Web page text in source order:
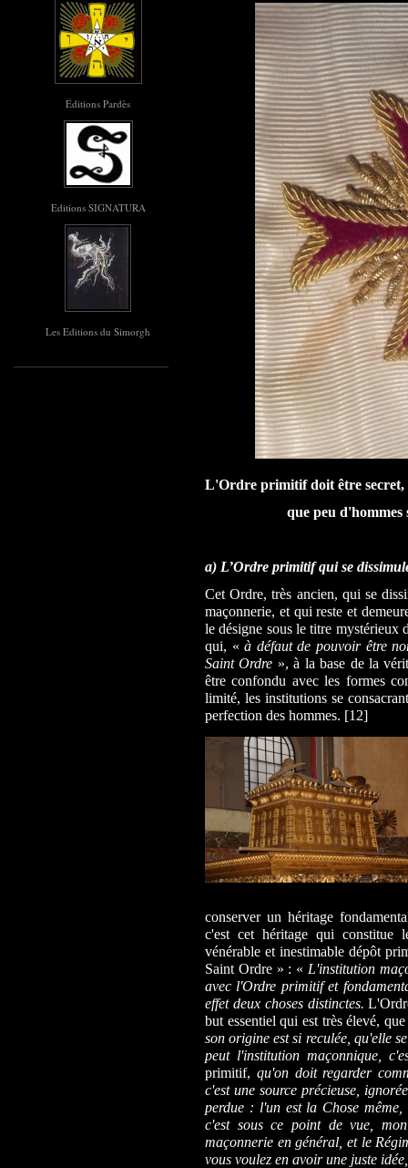
Éditions Pardès
Editions SIGNATURA
Les Editions du Simorgh
L'Ordre primitif doit être secret,
que peu d'hommes
a) L’Ordre primitif qui se
Cet Ordre, très ancien, qui se
maçonnerie, et qui reste et
le désigne sous le titre
qui, «à défaut de pouvoir être
Saint Ordre », à la base de la
être confondu avec les formes
limité, les institutions se
perfection des hommes. [12]
conserver un héritage
c'est cet héritage qui constitue
vénérable et inestimable dépôt
Saint Ordre » : « L'institution
avec l'Ordre primitif et
effet deux choses distinctes.
but essentiel qui est très élevé,
son origine est si reculée, qu'elle
peut l'institution maçonnique,
primitif, qu'on doit regarder
c'est une source précieuse,
perdue : l'un est la Chose
c'est sous ce point de vue,
maçonnerie en général, et le
vous voulez en avoir une juste